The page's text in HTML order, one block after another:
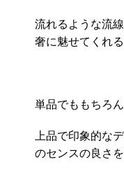
流れるような流
奢に魅せてくれ
単品でももちろ
上品で印象的な
のセンスの良さ